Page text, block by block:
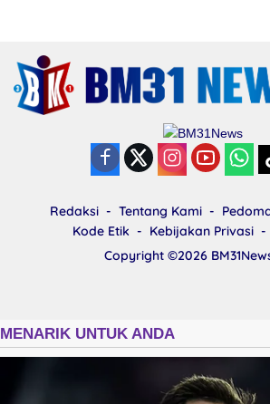
Redaksi Tentang Kami
Kode Etik
Kebijakan Privasi
Copyright ©2026